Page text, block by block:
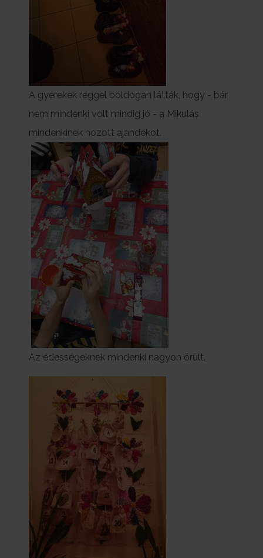
A gyerekek reggel boldogan látták, hogy - bár
nem mindenki volt mindig jó - a Mikulás
mindenkinek hozott ajándékot.
Az édességeknek mindenki nagyon örült.